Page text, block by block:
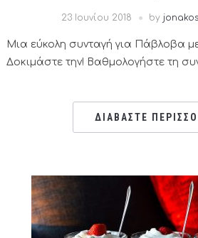
23 Ιουνίου 2018 by jonakos
Μια εύκολη συνταγή για Πάβλοβα
Δοκιμάστε την! Βαθμολογήστε τη
ΔΙΑΒΑΣΤΕ